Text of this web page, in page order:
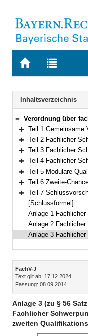
Zur
Zur
letzten
Suche
Navigation
Inhaltsverzeichnis
Bereich reduzieren
Verordnung über fachliche Schwerpunkte in der
Bereich erweitern
Teil 1 Gemeinsame
Bereich erweitern
Teil 2 Fachlicher
Bereich erweitern
Teil 3 Fachlicher
Bereich erweitern
Teil 4 Fachlicher
Bereich erweitern
Teil 5 Modulare
Bereich erweitern
Teil 6 Zweite-
Bereich erweitern
Teil 7
[Schlussformel]
Anlage 1 Fachlicher Schwerpunkt
Anlage 2 Fachlicher Schwerpunkt
Anlage 3 Fachlicher
Inhalt
FachV-J
Text gilt ab: 17.12.2024
Fassung: 08.09.2014
Anlage 3 (zu § 56
Fachlicher
zweiten